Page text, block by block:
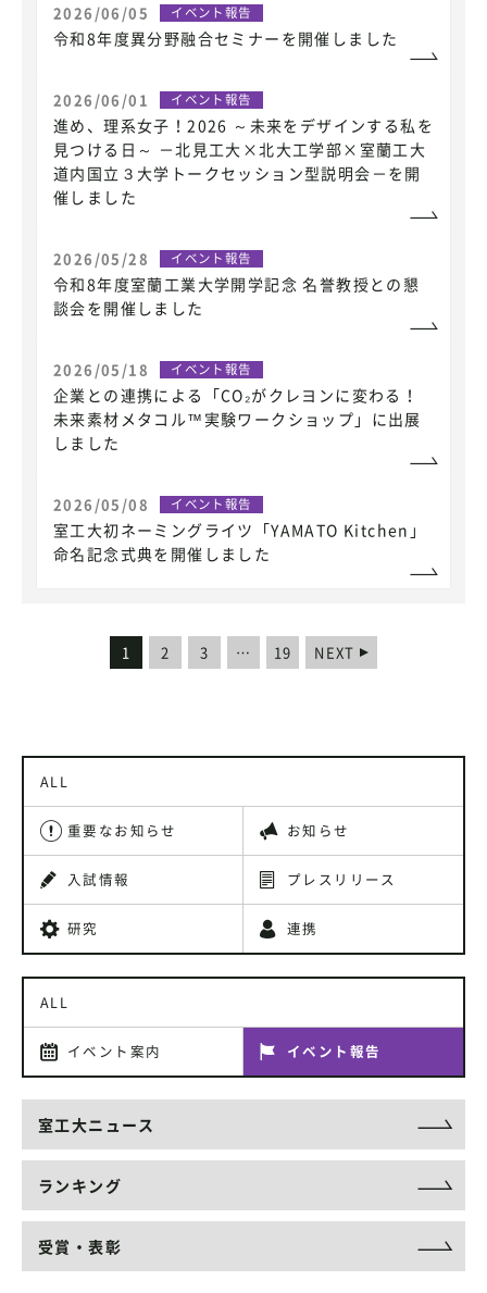
2026/06/05 イベント報告
令和8年度異分野融合セミナーを開催しました
2026/06/01 イベント報告
進め、理系女子！2026 ～未来をデザインする私を
見つける日～ －北見工大×北大工学部×室蘭工大
道内国立３大学トークセッション型説明会－を開
催しました
2026/05/28 イベント報告
令和8年度室蘭工業大学開学記念 名誉教授との懇
談会を開催しました
2026/05/18 イベント報告
企業との連携による「CO₂がクレヨンに変わる！
未来素材メタコル™実験ワークショップ」に出展
しました
2026/05/08 イベント報告
室工大初ネーミングライツ「YAMATO Kitchen」
命名記念式典を開催しました
1 2 3 … 19 NEXT
ALL
重要なお知らせ お知らせ
入試情報 プレスリリース
研究 連携
ALL
イベント案内 イベント報告
室工大ニュース
ランキング
受賞・表彰